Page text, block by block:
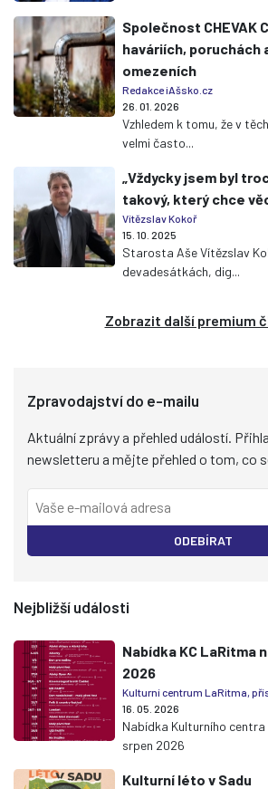
Společnost CHEVAK
haváriích, poruchách
omezeních
Redakce iAšsko.cz
26. 01. 2026
Vzhledem k tomu, že v
velmi často...
„Vždycky jsem byl
takový, který chce
Vítězslav Kokoř
15. 10. 2025
Starosta Aše Vítězslav
devadesátkách, dig...
Zobrazit další premium
Zpravodajství do e-mailu
Aktuální zprávy a přehled událostí.
newsletteru a mějte přehled o tom, co
ODEBÍRAT
Nejbližší události
Nabídka KC LaRitma
2026
Kulturní centrum LaRitma,
16. 05. 2026
Nabídka Kulturního
srpen 2026
Kulturní léto v Sadu